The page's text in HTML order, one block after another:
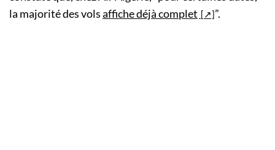
la majorité des volsaffiche déjà complet ”.